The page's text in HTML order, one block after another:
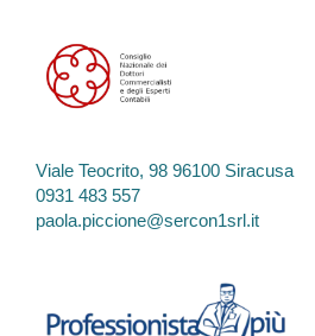
Viale Teocrito, 98 96100 Siracusa
0931 483 557
paola.piccione@sercon1srl.it